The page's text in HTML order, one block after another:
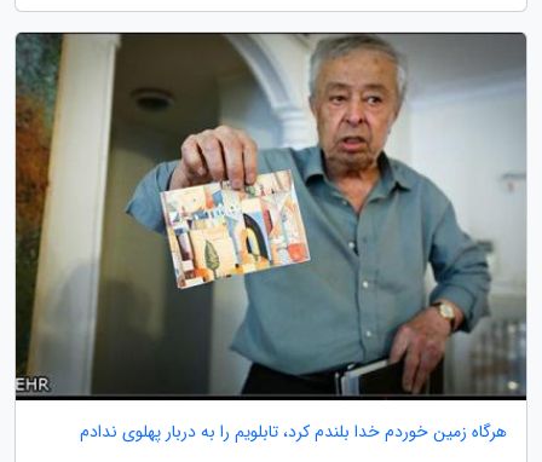
هرگاه زمین خوردم خدا بلندم کرد، تابلویم را به دربار پهلوی ندادم